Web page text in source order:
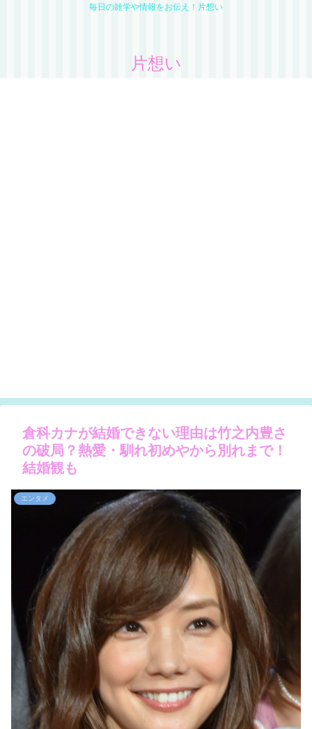
毎日の雑学や情報をお伝え！片想い
片想い
倉科カナが結婚できない理由は竹之内豊さ
の破局？熱愛・馴れ初めやから別れまで！
結婚観も
エンタメ